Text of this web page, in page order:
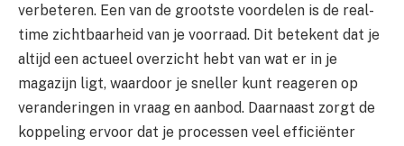
verbeteren. Een van de grootste voordelen is de real-
time zichtbaarheid van je voorraad. Dit betekent dat je
altijd een actueel overzicht hebt van wat er in je
magazijn ligt, waardoor je sneller kunt reageren op
veranderingen in vraag en aanbod. Daarnaast zorgt de
koppeling ervoor dat je processen veel efficiënter